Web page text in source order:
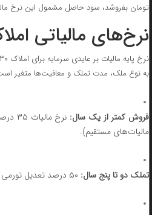
تومان بفروشد، سود حاصل مشمول این نرخ
نرخ‌های مالیاتی
به نوع ملک، مدت تملک و معافیت‌ها متغیر
فروش کمتر از یک سال:
مالیات‌های مستقیم).
تملک دو تا پنج سال:۵۰ درصد تعدیل تورمی اعمال می‌شود.